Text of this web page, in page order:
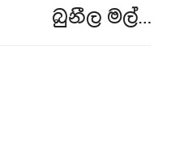
බුනීල මල්…